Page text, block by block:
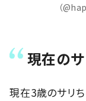
（
現在の
現在3歳のサリち